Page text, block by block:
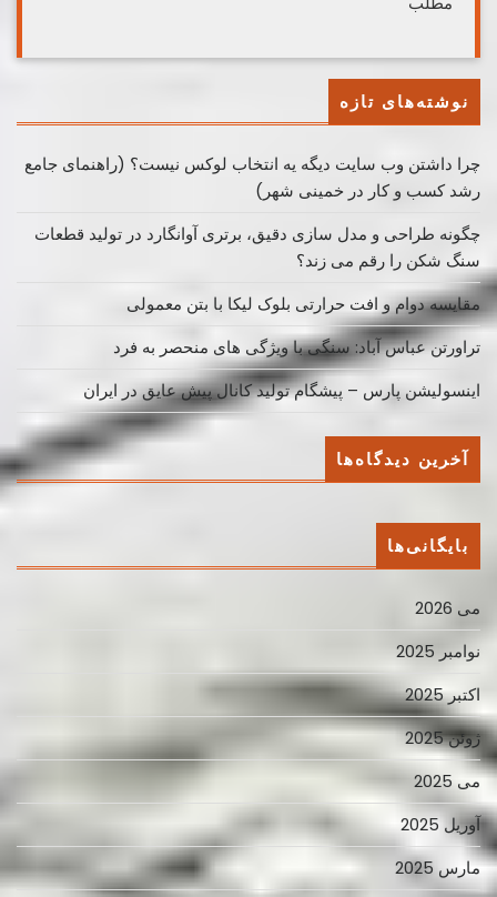
نوشته‌های تازه
چرا داشتن وب سایت دیگه یه انتخاب لوکس نیست؟ (راهنمای جامع
رشد کسب ‌و کار در خمینی ‌شهر)
چگونه طراحی و مدل سازی دقیق، برتری آوانگارد در تولید قطعات
سنگ شکن را رقم می زند؟
مقایسه دوام و افت حرارتی بلوک لیکا با بتن معمولی
تراورتن عباس آباد: سنگی با ویژگی های منحصر به فرد
اینسولیشن پارس – پیشگام تولید کانال پیش عایق در ایران
آخرین دیدگاه‌ها
بایگانی‌ها
می 2026
نوامبر 2025
اکتبر 2025
ژوئن 2025
می 2025
آوریل 2025
مارس 2025